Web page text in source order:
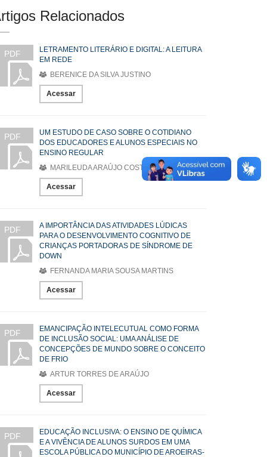
Relacionados
PDF
LETRAMENTO LITERÁRIO E DIGITAL: A LEITURA
EM REDE
BERENICE DA SILVA JUSTINO
Acessar
PDF
UM ESTUDO DE CASO SOBRE O COTIDIANO
DOS EDUCADORES E ALUNOS ESPECIAIS NO
ENSINO REGULAR
MARILEUDA ARAÚJO COSTA
Acessar
PDF
A IMPORTÂNCIA DAS ATIVIDADES LÚDICAS
PARA O DESENVOLVIMENTO COGNITIVO DE
CRIANÇAS PORTADORAS DE SÍNDROME DE
DOWN
FERNANDA MARIA SOUSA MARTINS
Acessar
PDF
EMANCIPAÇÃO INTELECUTUAL COMO FORMA
DE INCLUSÃO SOCIAL: UMA ANÁLISE DE
CONCEPÇÕES DE MUNDO SOBRE O CONCEITO
DE FRIO
ARTUR TORRES DE ARAÚJO
Acessar
PDF
EDUCAÇÃO INCLUSIVA: O ENSINO DE QUÍMICA
E A VIVÊNCIA DE ALUNOS SURDOS EM UMA
ESCOLA PÚBLICA DO MUNICÍPIO DE AROEIRAS-